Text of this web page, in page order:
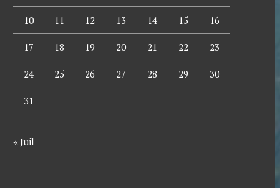
10 11 12 13 14 15 16
17 18 19 20 21 22 23
24 25 26 27 28 29 30
31
« Juil